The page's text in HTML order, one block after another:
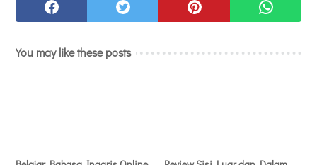
You may like these posts